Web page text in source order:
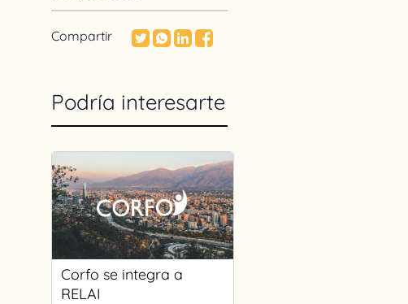
Compartir
Podría interesarte
Corfo se integra a
RELAI